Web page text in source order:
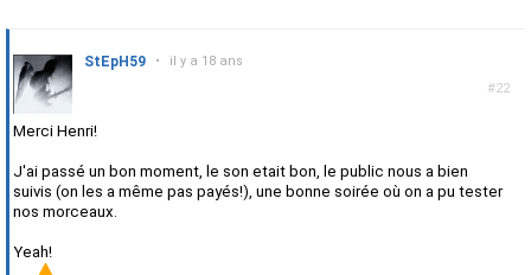
#22
StEpH59 • il y a 18 ans
Merci Henri!
J'ai passé un bon moment, le son etait bon, le public nous a bien
suivis (on les a même pas payés!), une bonne soirée où on a pu tester
nos morceaux.
Yeah!